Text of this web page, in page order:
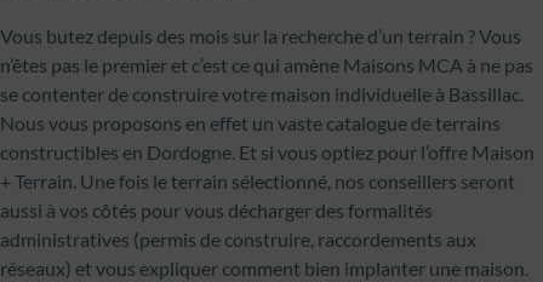
Vous butez depuis des mois sur la recherche d’un terrain ? Vous
n’êtes pas le premier et c’est ce qui amène Maisons MCA à ne pas
se contenter de construire votre maison individuelle à Bassillac.
Nous vous proposons en effet un vaste catalogue de terrains
constructibles en Dordogne. Et si vous optiez pour l’offre Maison
+ Terrain. Une fois le terrain sélectionné, nos conseillers seront
aussi à vos côtés pour vous décharger des formalités
administratives (permis de construire, raccordements aux
réseaux) et vous expliquer comment bien implanter une maison.